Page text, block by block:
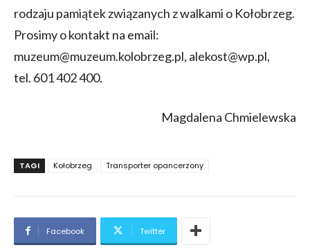
rodzaju pamiątek związanych z walkami o Kołobrzeg.
Prosimy o kontakt na email:
muzeum@muzeum.kolobrzeg.pl, alekost@wp.pl,
tel. 601 402 400.
Magdalena Chmielewska
TAGI Kołobrzeg Transporter opancerzony
Facebook Twitter